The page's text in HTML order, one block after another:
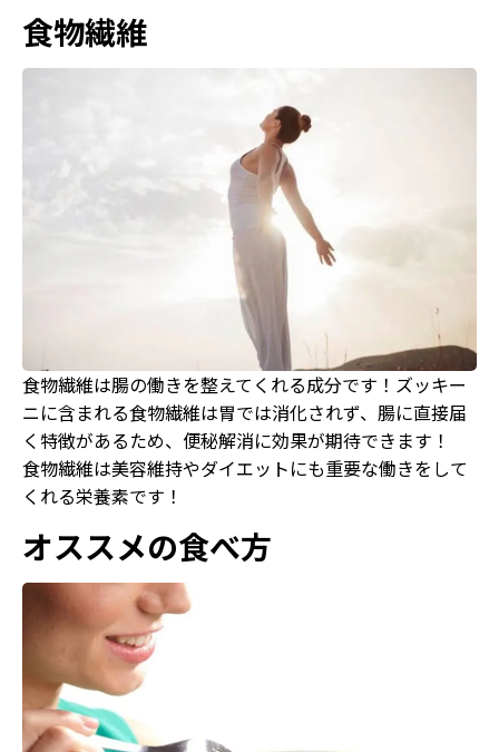
食物繊維
食物繊維は腸の働きを整えてくれる成分です！ズッキー
ニに含まれる食物繊維は胃では消化されず、腸に直接届
く特徴があるため、便秘解消に効果が期待できます！
食物繊維は美容維持やダイエットにも重要な働きをして
くれる栄養素です！
オススメの食べ方